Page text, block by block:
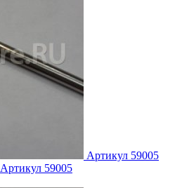
Артикул 59005
Артикул 59005